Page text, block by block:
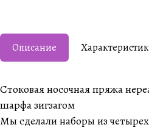
Описание
Стоковая носочная пряжа
шарфа зигзагом
Мы сделали наборы из